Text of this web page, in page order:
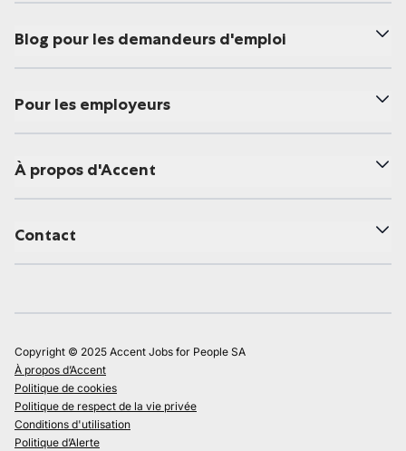
Blog pour les demandeurs d'emploi
Pour les employeurs
À propos d'Accent
Contact
Copyright © 2025 Accent Jobs for People SA
À propos d’Accent
Politique de cookies
Politique de respect de la vie privée
Conditions d'utilisation
Politique d’Alerte